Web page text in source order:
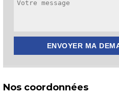
Nos coordonnées